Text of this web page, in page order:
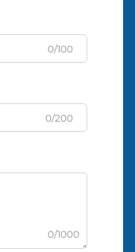
0/100
0/200
0/1000